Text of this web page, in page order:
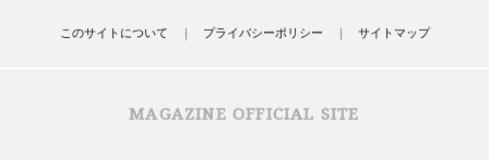
このサイトについて プライバシーポリシー サイトマップ
MAGAZINE OFFICIAL SITE